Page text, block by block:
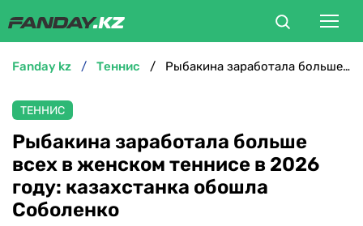
БОКС
ММА
ТЕННИС
fanday kz теннис Рыбакина заработала больше всех в женском теннисе в 2026 году: казахстанка обошла Соболенко
ТЕННИС
Рыбакина заработала больше
всех в женском теннисе в 2026
году: казахстанка обошла
Соболенко